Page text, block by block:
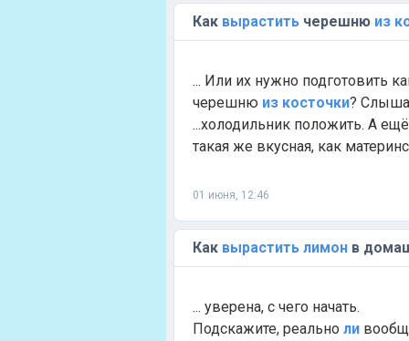
Как вырастить черешню из
... Или их нужно подготовить
черешню из косточки?
...холодильник положить. А
такая же вкусная, как
01 июня, 12:46
Как вырастить лимон в
... уверена, с чего начать.
Подскажите, реально ли